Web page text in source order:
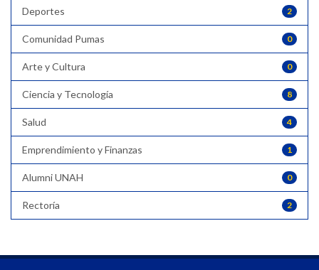
2
Deportes
0
Comunidad Pumas
0
Arte y Cultura
8
Ciencia y Tecnología
4
Salud
1
Emprendimiento y Finanzas
0
Alumni UNAH
2
Rectoría